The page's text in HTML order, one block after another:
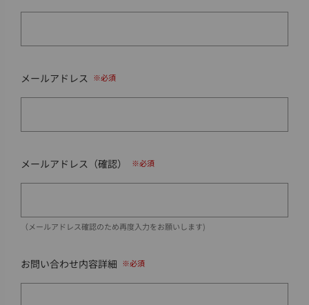
メールアドレス
メールアドレス（確認）
（メールアドレス確認のため再度入力をお願いします)
お問い合わせ内容詳細